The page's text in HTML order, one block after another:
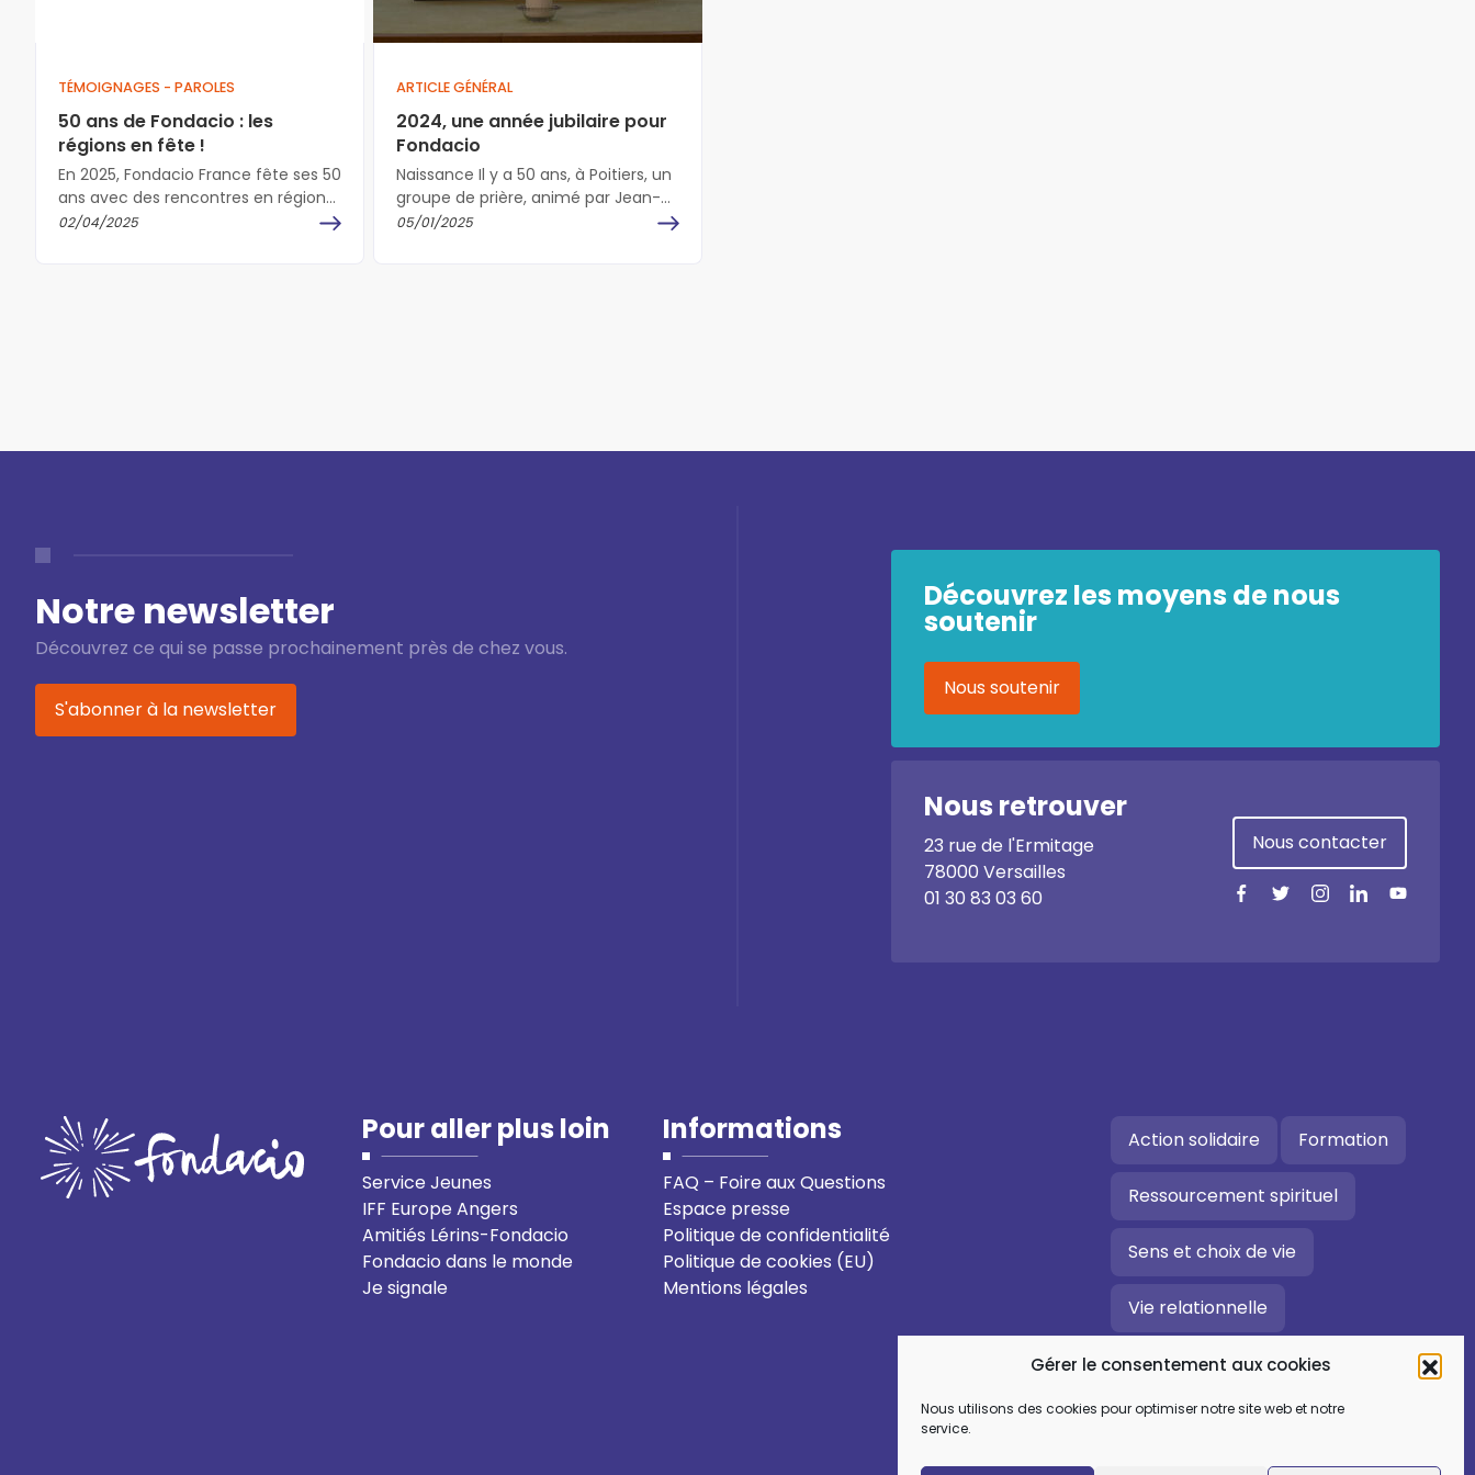
Gérer le consentement aux cookies
Nous utilisons des cookies pour optimiser notre site web et notre
service.
TÉMOIGNAGES - PAROLES
50 ans de Fondacio : les
régions en fête !
En 2025, Fondacio France fête ses 50
ans avec des rencontres en régions.
Nous fêtons ensemble un demi-
02/04/2025
ARTICLE GÉNÉRAL
2024, une année jubilaire pour
Fondacio
Naissance Il y a 50 ans, à Poitiers, un
groupe de prière, animé par Jean-
Michel Rousseau et son épouse
05/01/2025
Notre newsletter
Découvrez ce qui se passe prochainement près de chez vous.
S'abonner à la newsletter
Découvrez les moyens de nous
soutenir
Nous soutenir
Nous retrouver
23 rue de l'Ermitage
78000 Versailles
01 30 83 03 60
Nous contacter
Pour aller plus loin
Service Jeunes
IFF Europe Angers
Amitiés Lérins-Fondacio
Fondacio dans le monde
Je signale
Informations
FAQ – Foire aux Questions
Espace presse
Politique de confidentialité
Politique de cookies (EU)
Mentions légales
Action solidaire Formation
Ressourcement spirituel
Sens et choix de vie
Vie relationnelle
Art et culture
Ecologie intégrale